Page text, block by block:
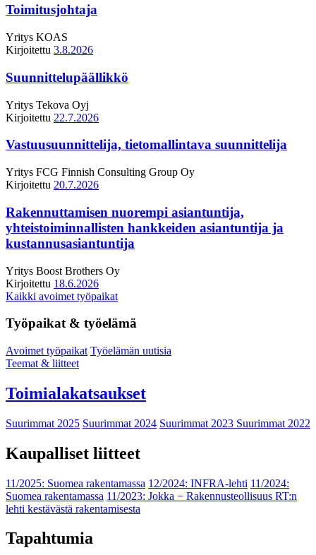
Toimitusjohtaja
Yritys KOAS
Kirjoitettu 3.8.2026
Suunnittelupäällikkö
Yritys Tekova Oyj
Kirjoitettu 22.7.2026
Vastuusuunnittelija, tietomallintava suunnittelija
Yritys FCG Finnish Consulting Group Oy
Kirjoitettu 20.7.2026
Rakennuttamisen nuorempi asiantuntija,
yhteistoiminnallisten hankkeiden asiantuntija ja
kustannusasiantuntija
Yritys Boost Brothers Oy
Kirjoitettu 18.6.2026
Kaikki avoimet työpaikat
Työpaikat & työelämä
Avoimet työpaikat Työelämän uutisia
Teemat & liitteet
Toimialakatsaukset
Suurimmat 2025 Suurimmat 2024 Suurimmat 2023 Suurimmat 2022
Kaupalliset liitteet
11/2025: Suomea rakentamassa 12/2024: INFRA-lehti 11/2024:
Suomea rakentamassa 11/2023: Jokka − Rakennusteollisuus RT:n
lehti kestävästä rakentamisesta
Tapahtumia